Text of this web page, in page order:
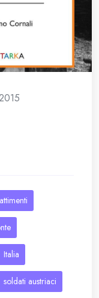
Italia
soldati austriaci